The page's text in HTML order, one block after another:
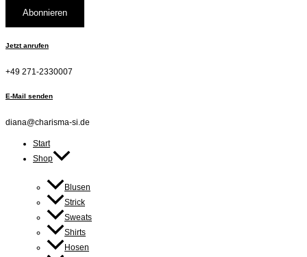
Jetzt anrufen
+49 271-2330007
E-Mail senden
diana@charisma-si.de
Start
Shop
Blusen
Strick
Sweats
Shirts
Hosen